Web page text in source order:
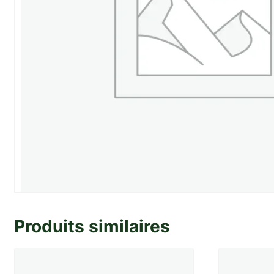
Produits similaires